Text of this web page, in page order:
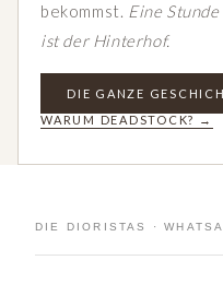
bekommst. Eine
ist der Hinterhof.
DIE GANZE
WARUM DEADSTOCK? →
DIE DIORISTAS ·